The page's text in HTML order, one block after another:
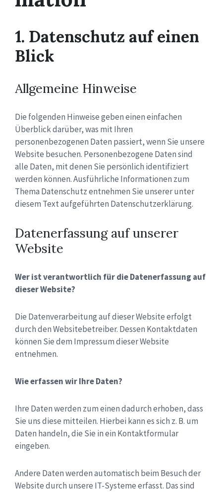
1. Datenschutz auf einen
Blick
Allgemeine Hinweise
Die folgenden Hinweise geben einen einfachen
Überblick darüber, was mit Ihren
personenbezogenen Daten passiert, wenn Sie unsere
Website besuchen. Personenbezogene Daten sind
alle Daten, mit denen Sie persönlich identifiziert
werden können. Ausführliche Informationen zum
Thema Datenschutz entnehmen Sie unserer unter
diesem Text aufgeführten Datenschutzerklärung.
Datenerfassung auf unserer
Website
Wer ist verantwortlich für die Datenerfassung auf
dieser Website?
Die Datenverarbeitung auf dieser Website erfolgt
durch den Websitebetreiber. Dessen Kontaktdaten
können Sie dem Impressum dieser Website
entnehmen.
Wie erfassen wir Ihre Daten?
Ihre Daten werden zum einen dadurch erhoben, dass
Sie uns diese mitteilen. Hierbei kann es sich z. B. um
Daten handeln, die Sie in ein Kontaktformular
eingeben.
Andere Daten werden automatisch beim Besuch der
Website durch unsere IT-Systeme erfasst. Das sind